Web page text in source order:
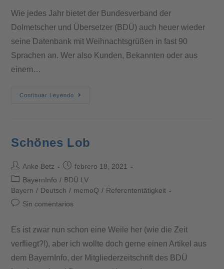
Wie jedes Jahr bietet der Bundesverband der
Dolmetscher und Übersetzer (BDÜ) auch heuer wieder
seine Datenbank mit Weihnachtsgrüßen in fast 90
Sprachen an. Wer also Kunden, Bekannten oder aus
einem…
Continuar Leyendo
Schönes Lob
Anke Betz
febrero 18, 2021
BayernInfo / BDÜ LV
Bayern / Deutsch / memoQ / Referententätigkeit
Sin comentarios
Es ist zwar nun schon eine Weile her (wie die Zeit
verfliegt?!), aber ich wollte doch gerne einen Artikel aus
dem BayernInfo, der Mitgliederzeitschrift des BDÜ